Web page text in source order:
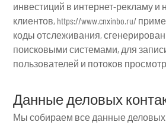
инвестиций в интернет-рекламу и
клиентов, https://www.cnxinbo.ru/
коды отслеживания,
поисковыми системами, для
пользователей и потоков
Данные деловых
Мы собираем все данные деловых